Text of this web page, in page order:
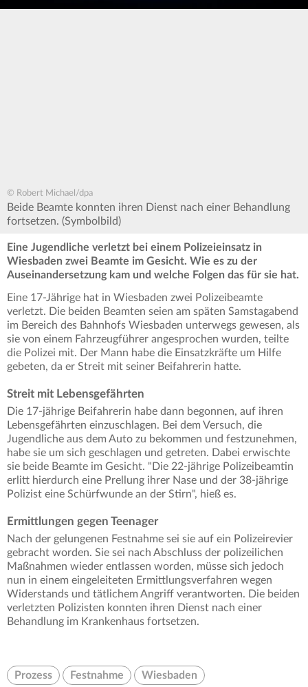
© Robert Michael/dpa
Beide Beamte konnten ihren Dienst nach einer Behandlung
fortsetzen. (Symbolbild)
Eine Jugendliche verletzt bei einem Polizeieinsatz in
Wiesbaden zwei Beamte im Gesicht. Wie es zu der
Auseinandersetzung kam und welche Folgen das für sie hat.
Eine 17-Jährige hat in Wiesbaden zwei Polizeibeamte
verletzt. Die beiden Beamten seien am späten Samstagabend
im Bereich des Bahnhofs Wiesbaden unterwegs gewesen, als
sie von einem Fahrzeugführer angesprochen wurden, teilte
die Polizei mit. Der Mann habe die Einsatzkräfte um Hilfe
gebeten, da er Streit mit seiner Beifahrerin hatte.
Streit mit Lebensgefährten
Die 17-jährige Beifahrerin habe dann begonnen, auf ihren
Lebensgefährten einzuschlagen. Bei dem Versuch, die
Jugendliche aus dem Auto zu bekommen und festzunehmen,
habe sie um sich geschlagen und getreten. Dabei erwischte
sie beide Beamte im Gesicht. "Die 22-jährige Polizeibeamtin
erlitt hierdurch eine Prellung ihrer Nase und der 38-jährige
Polizist eine Schürfwunde an der Stirn", hieß es.
Ermittlungen gegen Teenager
Nach der gelungenen Festnahme sei sie auf ein Polizeirevier
gebracht worden. Sie sei nach Abschluss der polizeilichen
Maßnahmen wieder entlassen worden, müsse sich jedoch
nun in einem eingeleiteten Ermittlungsverfahren wegen
Widerstands und tätlichem Angriff verantworten. Die beiden
verletzten Polizisten konnten ihren Dienst nach einer
Behandlung im Krankenhaus fortsetzen.
Prozess Festnahme Wiesbaden